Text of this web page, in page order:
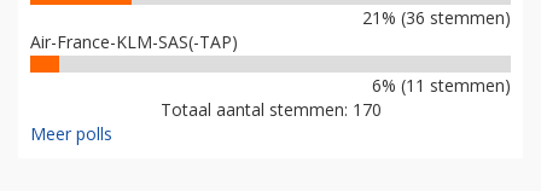
21% (36 stemmen)
Air-France-KLM-SAS(-TAP)
6% (11 stemmen)
Totaal aantal stemmen: 170
Meer polls